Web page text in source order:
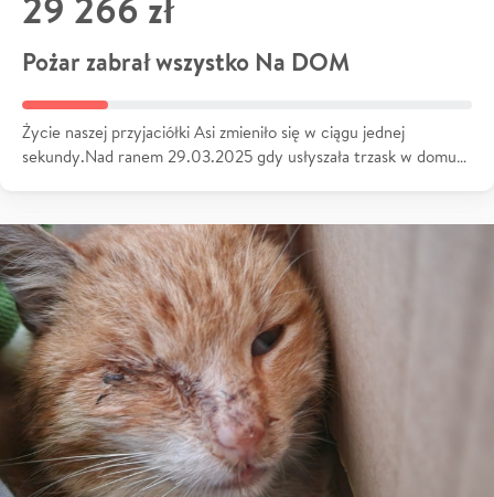
Pożar zabrał wszystko Na DOM
Życie naszej przyjaciółki Asi zmieniło się w ciągu jednej
sekundy.Nad ranem 29.03.2025 gdy usłyszała trzask w domu…